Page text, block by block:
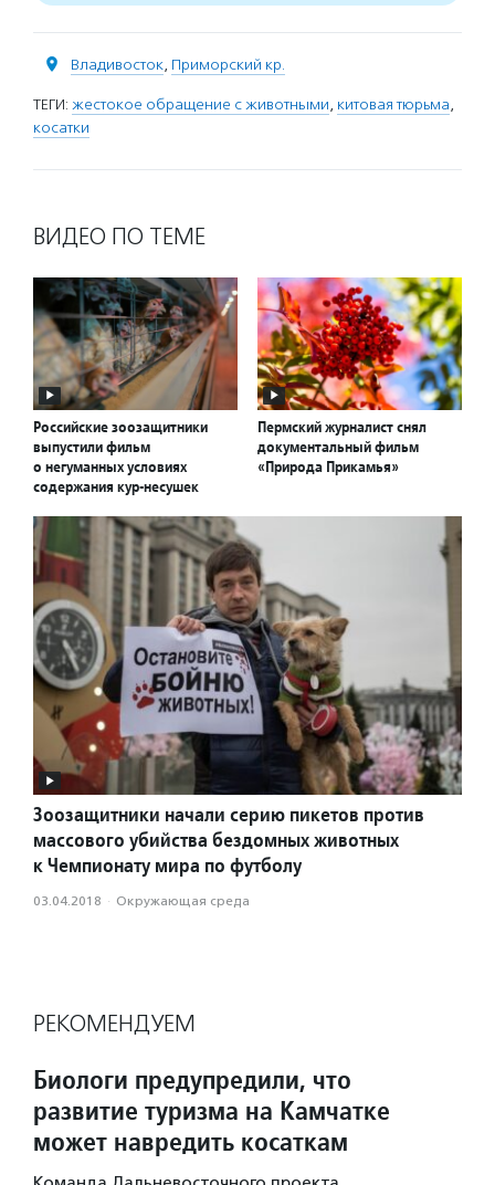
Владивосток, Приморский кр.
ТЕГИ: жестокое обращение с животными, китовая тюрьма,
косатки
ВИДЕО ПО ТЕМЕ
Российские зоозащитники
выпустили фильм
о негуманных условиях
содержания кур-несушек
Пермский журналист снял
документальный фильм
«Природа Прикамья»
Зоозащитники начали серию пикетов против
массового убийства бездомных животных
к Чемпионату мира по футболу
03.04.2018 · Окружающая среда
РЕКОМЕНДУЕМ
Биологи предупредили, что
развитие туризма на Камчатке
может навредить косаткам